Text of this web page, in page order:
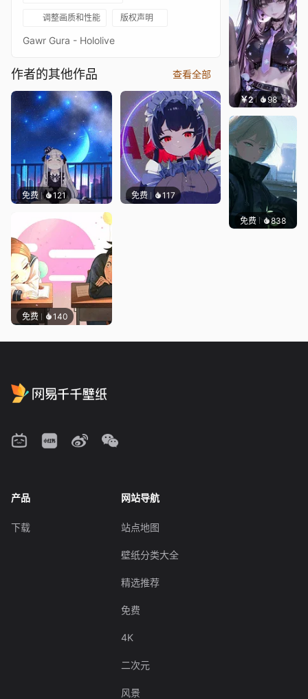
调整画质和性能 版权声明
Gawr Gura - Hololive
作者的其他作品 查看全部
免费 121 免费 117
免费 140
￥2 98 辰东
免费 838辰东
产品
下载
网站导航
站点地图
壁纸分类大全
精选推荐
免费
4K
二次元
风景